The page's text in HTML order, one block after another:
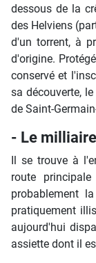
dessous de la
des Helviens
d'un torrent, à
d'origine.
conservé et
sa découverte,
de Saint-
- Le
Il se trouve à
route
probablement
pratiquement
aujourd'hui
assiette dont il